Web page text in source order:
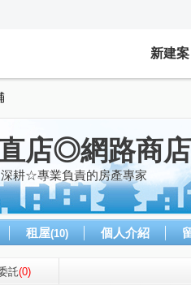
新建案
店◎網路商店
耕☆專業負責的房產專家
租屋(10) 個人介紹
託(0)